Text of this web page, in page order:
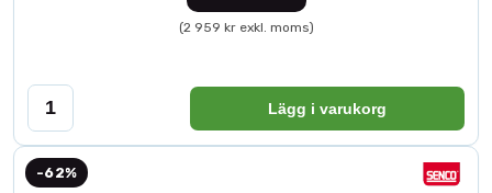
(2 959 kr exkl. moms)
Lägg i varukorg
-62%